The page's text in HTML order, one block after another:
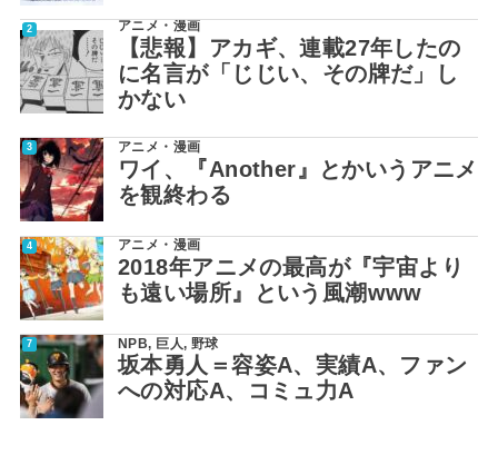
アニメ・漫画
【悲報】アカギ、連載27年したの
に名言が「じじい、その牌だ」し
かない
アニメ・漫画
ワイ、『Another』とかいうアニメ
を観終わる
アニメ・漫画
2018年アニメの最高が『宇宙より
も遠い場所』という風潮www
NPB, 巨人, 野球
坂本勇人＝容姿A、実績A、ファン
への対応A、コミュ力A